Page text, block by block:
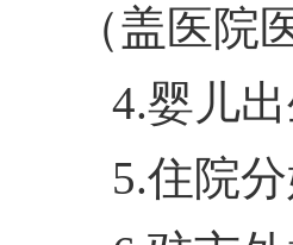
（盖医院
4.婴儿
5.住院